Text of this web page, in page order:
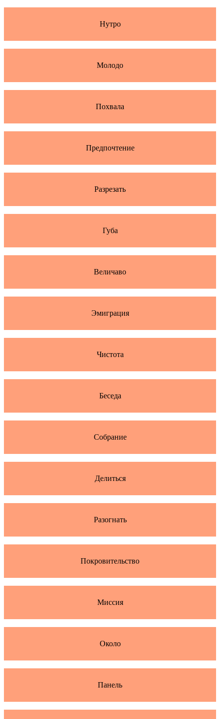
Нутро
Молодо
Похвала
Предпочтение
Разрезать
Губа
Величаво
Эмиграция
Чистота
Беседа
Собрание
Делиться
Разогнать
Покровительство
Миссия
Около
Панель